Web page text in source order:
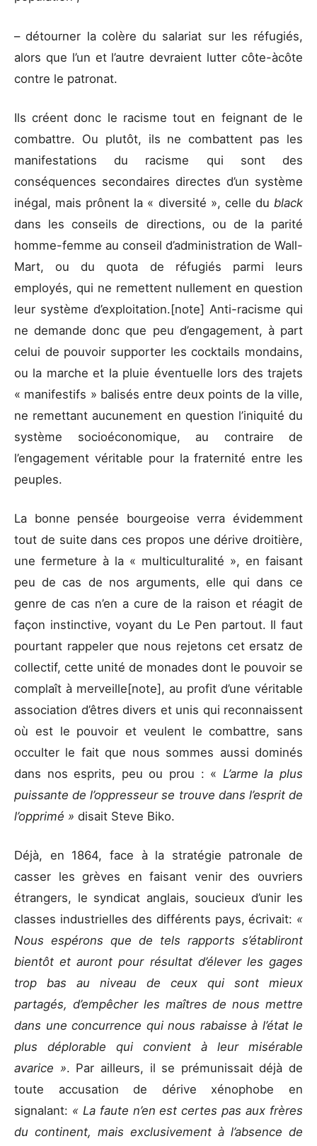
– détourner la colère du salariat sur les réfugiés,
alors que l’un et l’autre devraient lutter côte-àcôte
contre le patronat.
Ils créent donc le racisme tout en feignant de le
combattre. Ou plutôt, ils ne combattent pas les
manifestations du racisme qui sont des
conséquences secondaires directes d’un système
inégal, mais prônent la « diversité », celle du black
dans les conseils de directions, ou de la parité
homme-femme au conseil d’administration de Wall-
Mart, ou du quota de réfugiés parmi leurs
employés, qui ne remettent nullement en question
leur système d’exploitation.[note] Anti-racisme qui
ne demande donc que peu d’engagement, à part
celui de pouvoir supporter les cocktails mondains,
ou la marche et la pluie éventuelle lors des trajets
« manifestifs » balisés entre deux points de la ville,
ne remettant aucunement en question l’iniquité du
système socioéconomique, au contraire de
l’engagement véritable pour la fraternité entre les
peuples.
La bonne pensée bourgeoise verra évidemment
tout de suite dans ces propos une dérive droitière,
une fermeture à la « multiculturalité », en faisant
peu de cas de nos arguments, elle qui dans ce
genre de cas n’en a cure de la raison et réagit de
façon instinctive, voyant du Le Pen partout. Il faut
pourtant rappeler que nous rejetons cet ersatz de
collectif, cette unité de monades dont le pouvoir se
complaît à merveille[note], au profit d’une véritable
association d’êtres divers et unis qui reconnaissent
où est le pouvoir et veulent le combattre, sans
occulter le fait que nous sommes aussi dominés
dans nos esprits, peu ou prou : « L’arme la plus
puissante de l’oppresseur se trouve dans l’esprit de
l’opprimé » disait Steve Biko.
Déjà, en 1864, face à la stratégie patronale de
casser les grèves en faisant venir des ouvriers
étrangers, le syndicat anglais, soucieux d’unir les
classes industrielles des différents pays, écrivait: «
Nous espérons que de tels rapports s’établiront
bientôt et auront pour résultat d’élever les gages
trop bas au niveau de ceux qui sont mieux
partagés, d’empêcher les maîtres de nous mettre
dans une concurrence qui nous rabaisse à l’état le
plus déplorable qui convient à leur misérable
avarice ». Par ailleurs, il se prémunissait déjà de
toute accusation de dérive xénophobe en
signalant: « La faute n’en est certes pas aux frères
du continent, mais exclusivement à l’absence de